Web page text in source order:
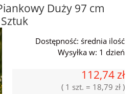
Duży 97 cm
Dostępność: średnia ilość
Wysyłka w: 1 dzień
112,74 zł
( 1 szt. = 18,79 zł )